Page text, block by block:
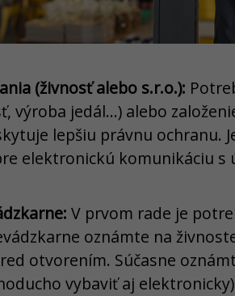
(živnosť alebo s.r.o.):
výroba jedál...) alebo
lepšiu právnu ochranu.
elektronickú komunikáciu s
V prvom rade je
oznámte na
otvorením. Súčasne
vybaviť aj